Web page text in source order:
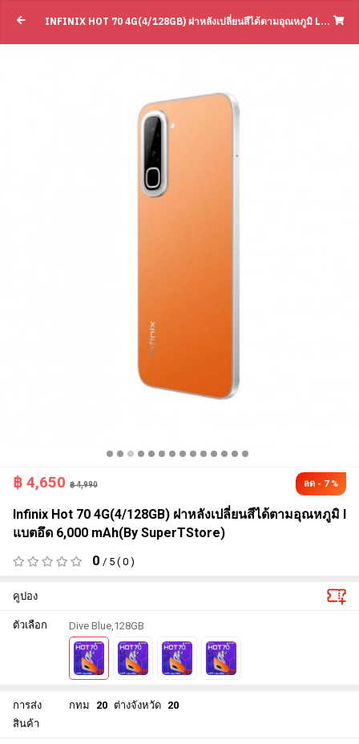
INFINIX HOT 70 4G(4/128GB) ฝาหลังเปลี่ยนสีได้ตามอุณหภูมิ L แบตอึด 6,000 MAH(BY SUPERTSTORE)
฿ 4,650 ฿ 4,990 ลด - 7 %
Infinix Hot 70 4G(4/128GB) ฝาหลังเปลี่ยนสีได้ตามอุณหภูมิ l
แบตอึด 6,000 mAh(By SuperTStore)
0 / 5 ( 0 )
คูปอง
ตัวเลือก Dive Blue,128GB
การส่ง
สินค้า
กทม 20 ต่างจังหวัด 20